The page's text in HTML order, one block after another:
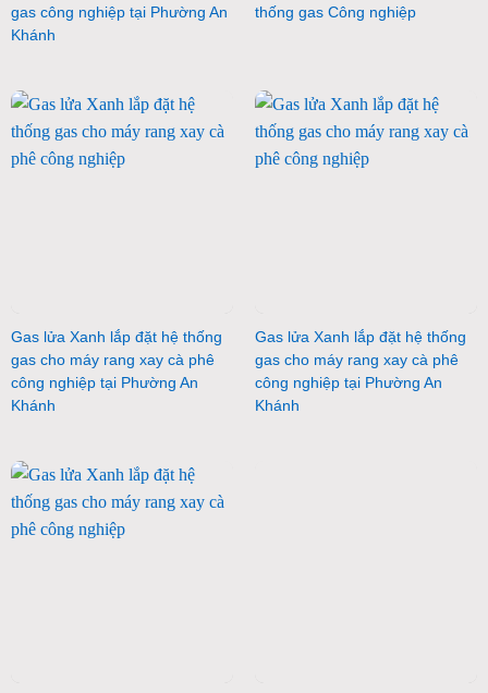
gas công nghiệp tại Phường An
Khánh
thống gas Công nghiệp
Gas lửa Xanh lắp đặt hệ thống
gas cho máy rang xay cà phê
công nghiệp tại Phường An
Khánh
Gas lửa Xanh lắp đặt hệ thống
gas cho máy rang xay cà phê
công nghiệp tại Phường An
Khánh